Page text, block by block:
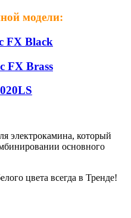
модели:
FX Black
FX Brass
электрокамина, который
основного
цвета всегда в Тренде!